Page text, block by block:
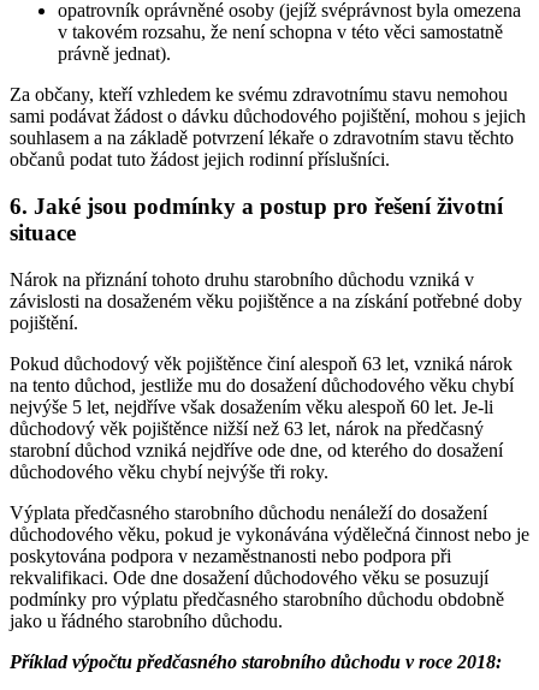
opatrovník oprávněné osoby (jejíž svéprávnost byla omezena
v takovém rozsahu, že není schopna v této věci samostatně
právně jednat).
Za občany, kteří vzhledem ke svému zdravotnímu stavu nemohou
sami podávat žádost o dávku důchodového pojištění, mohou s jejich
souhlasem a na základě potvrzení lékaře o zdravotním stavu těchto
občanů podat tuto žádost jejich rodinní příslušníci.
6. Jaké jsou podmínky a postup pro řešení životní
situace
Nárok na přiznání tohoto druhu starobního důchodu vzniká v
závislosti na dosaženém věku pojištěnce a na získání potřebné doby
pojištění.
Pokud důchodový věk pojištěnce činí alespoň 63 let, vzniká nárok
na tento důchod, jestliže mu do dosažení důchodového věku chybí
nejvýše 5 let, nejdříve však dosažením věku alespoň 60 let. Je-li
důchodový věk pojištěnce nižší než 63 let, nárok na předčasný
starobní důchod vzniká nejdříve ode dne, od kterého do dosažení
důchodového věku chybí nejvýše tři roky.
Výplata předčasného starobního důchodu nenáleží do dosažení
důchodového věku, pokud je vykonávána výdělečná činnost nebo je
poskytována podpora v nezaměstnanosti nebo podpora při
rekvalifikaci. Ode dne dosažení důchodového věku se posuzují
podmínky pro výplatu předčasného starobního důchodu obdobně
jako u řádného starobního důchodu.
Příklad výpočtu předčasného starobního důchodu v roce 2018: